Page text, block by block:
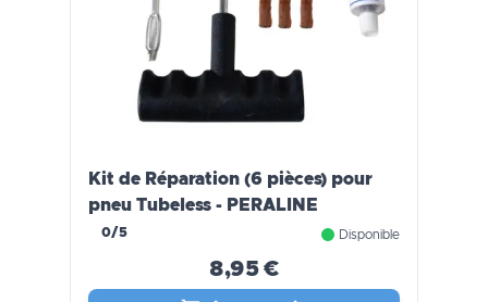
Kit de Réparation (6 pièces) pour
pneu Tubeless - PERALINE
0/5 Disponible
8,95 €